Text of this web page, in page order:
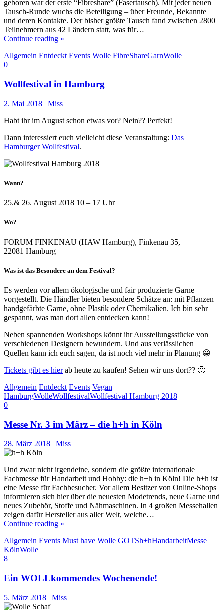
geboren war der erste “Fibreshare” (Fasertausch). Mit jeder neuen
Tausch-Runde wuchs die Beteiligung – über Freunde, Bekannte
und deren Kontakte. Der bisher größte Tausch fand zwischen 2800
Teilnehmern aus 42 Ländern statt, was für…
Continue reading »
Allgemein Entdeckt Events Wolle FibreShareGarnWolle
0
Wollfestival in Hamburg
2. Mai 2018 | Miss
Habt ihr im August schon etwas vor? Nein?? Perfekt!
Dann interessiert euch vielleicht diese Veranstaltung: Das
Hamburger Wollfestival.
Wann?
25.& 26. August 2018 10 – 17 Uhr
Wo?
FORUM FINKENAU (HAW Hamburg), Finkenau 35,
22081 Hamburg
Was ist das Besondere an dem Festival?
Es werden vor allem ökologische und fair produzierte Garne
vorgestellt. Die Händler bieten besondere Schätze an: mit Pflanzen
handgefärbte Garne, ohne Plastik oder Chemikalien. Ich bin sehr
gespannt, was man dort allen entdecken kann!
Neben spannenden Workshops könnt ihr Ausstellungsstücke von
verschiedenen Designern bewundern. Und aus verlässlichen
Quellen kann ich euch sagen, da ist noch viel mehr in Planung 😀
Tickets gibt es hierab heute zu kaufen! Sehen wir uns dort?? 🙂
Allgemein Entdeckt Events Vegan
HamburgWolleWollfestivalWollfestival Hamburg 2018
0
Messe Nr. 3 im März – die h+h in Köln
28. März 2018 | Miss
Und zwar nicht irgendeine, sondern die größte internationale
Fachmesse für Handarbeit und Hobby: die h+h in Köln! Die h+h ist
eine Messe für Fachbesucher. Vor allem Besitzer von Online-Shops
informieren sich hier über die neuesten Modetrends, neue Garne und
neues Zubehör, Stoffe und Nähmaschinen. In 4 großen Messehallen
zeigen dafür Hersteller aus aller Welt, welche…
Continue reading »
Allgemein Events Must have Wolle GOTSh+hHandarbeitMesse
KölnWolle
8
Ein WOLLkommendes Wochenende!
5. März 2018 | Miss